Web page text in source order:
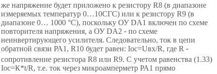
же напряжение будет приложено к резистору R8 (в диапазоне
измеряемых температур 0…10СГС) или к резистору R9 (в
диапазоне 0… 1000 °С), поскольку ОУ DA1 включен по схеме
повторителя напряжения, а ОУ DА2 - по схеме
неинвертирующего усилителя. Следовательно, ток в цепи
обратной связи РА1, R10 будет равен: Iос=Uвх/R, где R -
сопротивление резистора R8 или R9. С учетом равенства (1.33)
Iос=К*t/R, т.е. ток через микроамперметр РА1 прямо